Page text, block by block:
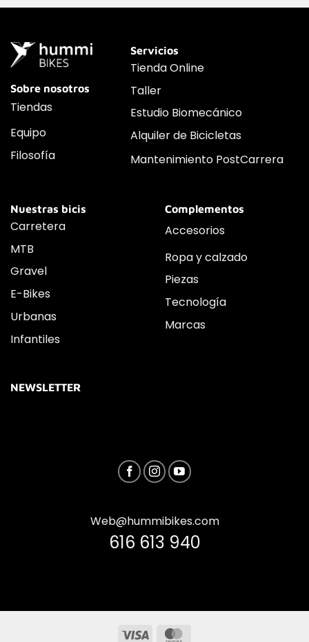
Sobre nosotros
Tiendas
Equipo
Filosofía
Servicios
Tienda Online
Taller
Estudio Biomecánico
Alquiler de Bicicletas
Mantenimiento PostCarrera
Nuestras bicis
Carretera
MTB
Gravel
E-Bikes
Urbanas
Infantiles
Complementos
Accesorios
Ropa y calzado
Piezas
Tecnología
Marcas
NEWSLETTER
Web@hummibikes.com
616 613 940
Visa